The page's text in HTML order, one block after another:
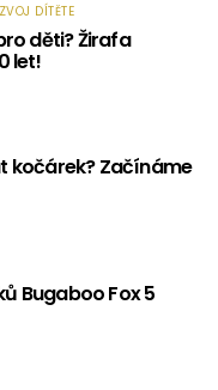
DÍTĚTE
děti? Žirafa
let!
kočárek? Začínáme
Bugaboo Fox 5